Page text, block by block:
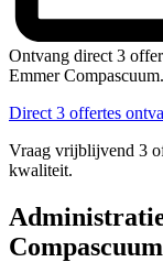
Ontvang direct 3
Emmer Compascuum.
Direct 3 offertes
Vraag vrijblijvend 3
kwaliteit.
Compascuum